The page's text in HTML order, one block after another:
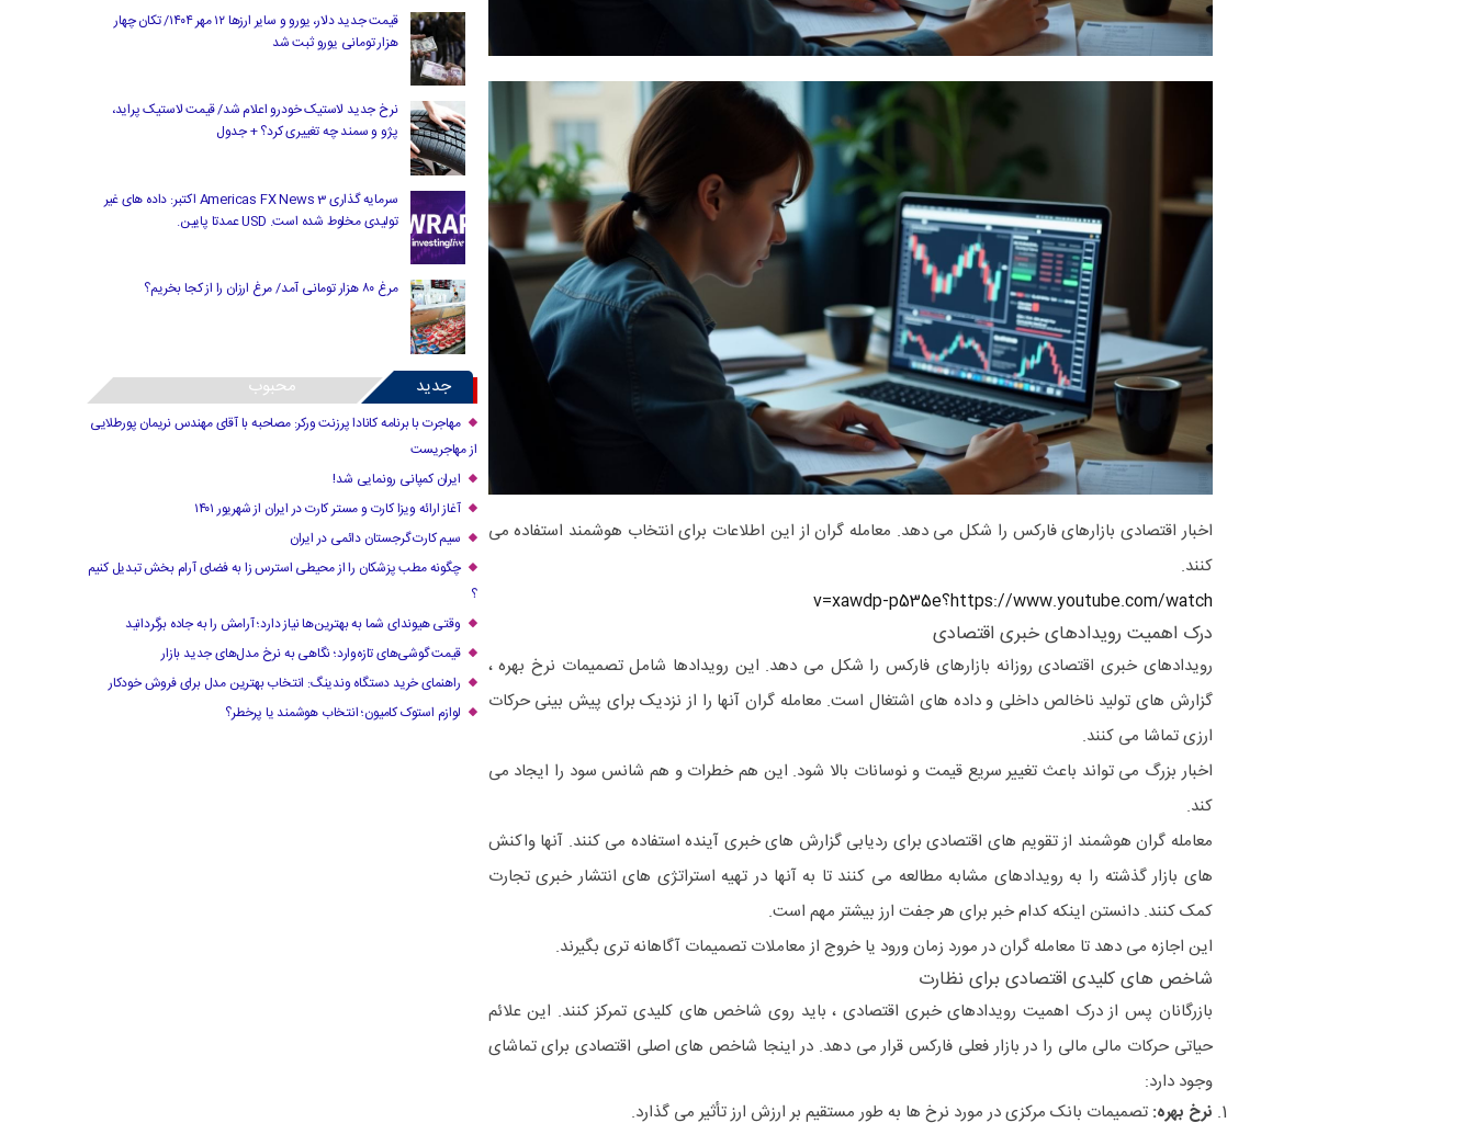
اخبار اقتصادی بازارهای فارکس را شکل می دهد. معامله گران از این اطلاعات برای انتخاب هوشمند استفاده می
کنند.
https://www.youtube.com/watch؟v=xawdp-p535e
درک اهمیت رویدادهای خبری اقتصادی
رویدادهای خبری اقتصادی روزانه بازارهای فارکس را شکل می دهد. این رویدادها شامل تصمیمات نرخ بهره ،
گزارش های تولید ناخالص داخلی و داده های اشتغال است. معامله گران آنها را از نزدیک برای پیش بینی حرکات
ارزی تماشا می کنند.
اخبار بزرگ می تواند باعث تغییر سریع قیمت و نوسانات بالا شود. این هم خطرات و هم شانس سود را ایجاد می
کند.
معامله گران هوشمند از تقویم های اقتصادی برای ردیابی گزارش های خبری آینده استفاده می کنند. آنها واکنش
های بازار گذشته را به رویدادهای مشابه مطالعه می کنند تا به آنها در تهیه استراتژی های انتشار خبری تجارت
کمک کنند. دانستن اینکه کدام خبر برای هر جفت ارز بیشتر مهم است.
این اجازه می دهد تا معامله گران در مورد زمان ورود یا خروج از معاملات تصمیمات آگاهانه تری بگیرند.
شاخص های کلیدی اقتصادی برای نظارت
بازرگانان پس از درک اهمیت رویدادهای خبری اقتصادی ، باید روی شاخص های کلیدی تمرکز کنند. این علائم
حیاتی حرکات مالی مالی را در بازار فعلی فارکس قرار می دهد. در اینجا شاخص های اصلی اقتصادی برای تماشای
وجود دارد:
نرخ بهره: تصمیمات بانک مرکزی در مورد نرخ ها به طور مستقیم بر ارزش ارز تأثیر می گذارد.
قیمت جدید دلار، یورو و سایر ارزها ۱۲ مهر ۱۴۰۴/ تکان چهار
هزار تومانی یورو ثبت شد
نرخ جدید لاستیک خودرو اعلام شد/ قیمت لاستیک پراید،
پژو و سمند چه تغییری کرد؟ + جدول
سرمایه گذاری Americas FX News 3 اکتبر: داده های غیر
تولیدی مخلوط شده است. USD عمدتا پایین.
مرغ ۸۰ هزار تومانی آمد/ مرغ ارزان را از کجا بخریم؟
جدید محبوب
مهاجرت با برنامه کانادا پرزنت ورکر: مصاحبه با آقای مهندس نریمان پورطلایی
از مهاجریست
ایران کمپانی رونمایی شد!
آغاز ارائه ویزا کارت و مستر کارت در ایران از شهریور ۱۴۰۱
سیم کارت گرجستان دائمی در ایران
چگونه مطب پزشکان را از محیطی استرس زا به فضای آرام بخش تبدیل کنیم
؟
وقتی هیوندای شما به بهترین‌ها نیاز دارد؛ آرامش را به جاده برگردانید
قیمت گوشی‌های تازه‌وارد؛ نگاهی به نرخ مدل‌های جدید بازار
راهنمای خرید دستگاه وندینگ: انتخاب بهترین مدل برای فروش خودکار
لوازم استوک کامیون؛ انتخاب هوشمند یا پرخطر؟